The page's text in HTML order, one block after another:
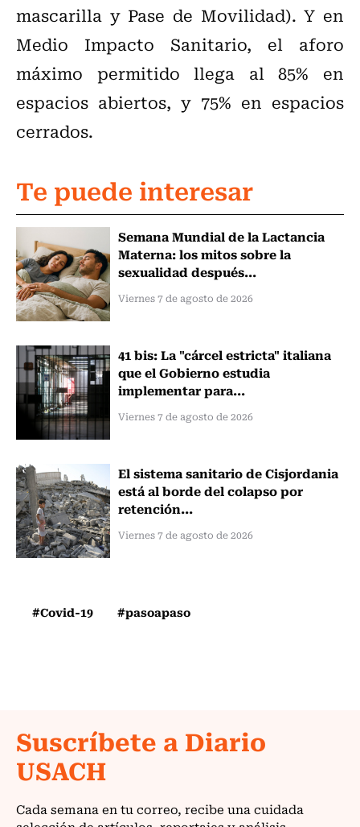
mascarilla y Pase de Movilidad). Y en
Medio Impacto Sanitario, el aforo
máximo permitido llega al 85% en
espacios abiertos, y 75% en espacios
cerrados.
Te puede interesar
Semana Mundial de la Lactancia
Materna: los mitos sobre la
sexualidad después...
Viernes 7 de agosto de 2026
41 bis: La "cárcel estricta" italiana
que el Gobierno estudia
implementar para...
Viernes 7 de agosto de 2026
El sistema sanitario de Cisjordania
está al borde del colapso por
retención...
Viernes 7 de agosto de 2026
#Covid-19 #pasoapaso